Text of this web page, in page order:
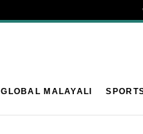
GLOBAL MALAYALI